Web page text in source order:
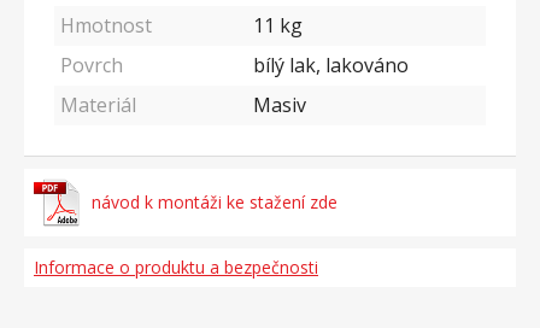
Hmotnost
11 kg
Povrch
bílý lak, lakováno
Materiál
Masiv
návod k montáži ke stažení zde
Informace o produktu a bezpečnosti